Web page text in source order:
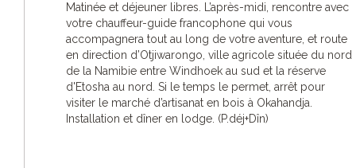
Matinée et déjeuner libres. L’après-midi, rencontre avec
votre chauffeur-guide francophone qui vous
accompagnera tout au long de votre aventure, et route
en direction d’Otjiwarongo, ville agricole située du nord
de la Namibie entre Windhoek au sud et la réserve
d'Etosha au nord. Si le temps le permet, arrêt pour
visiter le marché d’artisanat en bois à Okahandja.
Installation et dîner en lodge. (P.déj+Dîn)